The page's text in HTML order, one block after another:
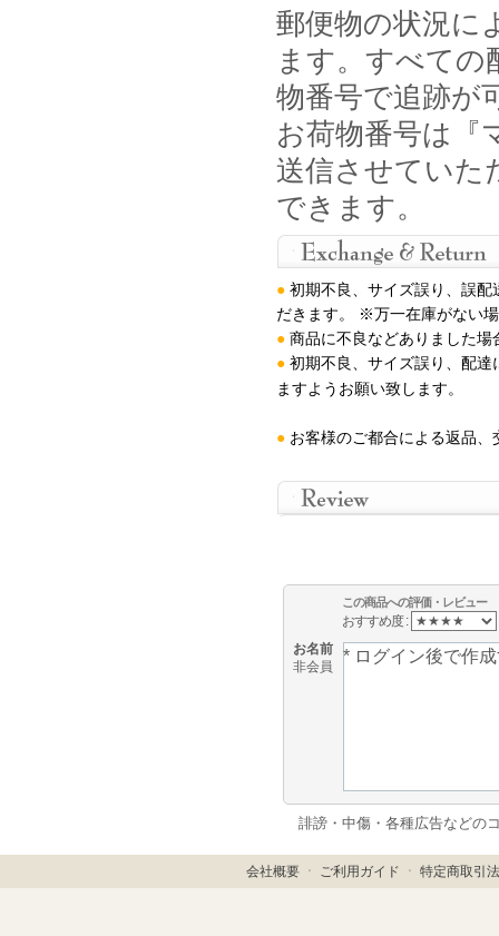
郵便物の状況に
ます。すべての
物番号で追跡が
お荷物番号は『
送信させていた
できます。
● 初期不良、サイズ誤り、誤
だきます。 ※万一在庫がない
● 商品に不良などありました
● 初期不良、サイズ誤り、配達
ますようお願い致します。
● お客様のご都合による返品
この商品への評価・レビュー
おすすめ度 :
お名前
非会員
誹謗・中傷・各種広告などの
会社概要 ㆍ ご利用ガイド ㆍ特定商取引